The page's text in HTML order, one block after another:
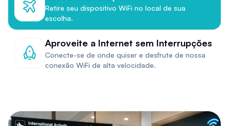
Retire seu dispositivo WiFi no local de sua
escolha.
Aproveite a Internet sem Interrupções
Conecte-se de onde quiser e desfrute de nossa
conexão WiFi de alta velocidade.